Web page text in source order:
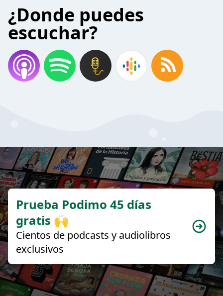
¿Donde puedes
escuchar?
Prueba Podimo 45 días
gratis 🙌
Cientos de podcasts y audiolibros
exclusivos